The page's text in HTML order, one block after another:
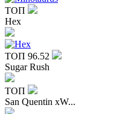
ТОП
Hex
ТОП 96.52
Sugar Rush
ТОП
San Quentin xW...